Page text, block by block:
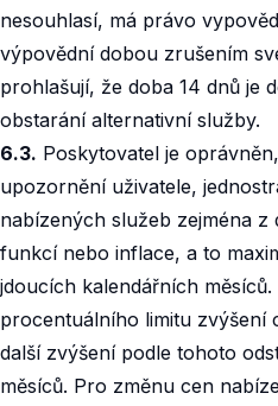
nesouhlasí, má právo
výpovědní dobou zrušením
prohlašují, že doba 14 dnů je
obstarání alternativní služby.‍
6.3. Poskytovatel je
upozornění uživatele,
nabízených služeb zejména
funkcí nebo inflace, a to
jdoucích kalendářních měsíců.
procentuálního limitu zvýšení
další zvýšení podle tohoto
měsíců. Pro změnu cen